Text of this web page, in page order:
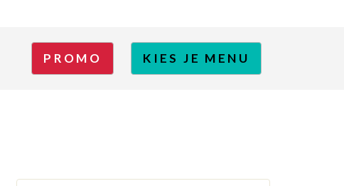
PROMO KIES JE MENU